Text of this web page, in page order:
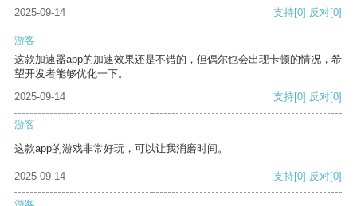
2025-09-14
支持[0] 反对[0]
游客
这款加速器app的加速效果还是不错的，但偶尔也会出现卡顿的情况，希
望开发者能够优化一下。
2025-09-14
支持[0] 反对[0]
游客
这款app的游戏非常好玩，可以让我消磨时间。
2025-09-14 支持[0] 反对[0]